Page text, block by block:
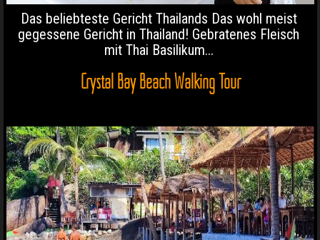
Das beliebteste Gericht Thailands Das wohl meist
gegessene Gericht in Thailand! Gebratenes Fleisch
mit Thai Basilikum...
Crystal Bay Beach Walking Tour